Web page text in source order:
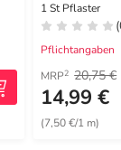
1 St Pflaster
Pflichtangaben
MRP2 20,75 €
14,99 €
(7,50 €/1 m)